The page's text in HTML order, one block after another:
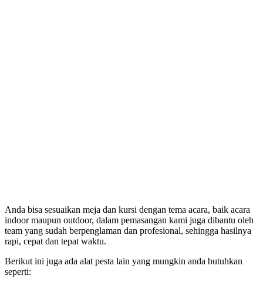
Anda bisa sesuaikan meja dan kursi dengan tema acara, baik acara
indoor maupun outdoor, dalam pemasangan kami juga dibantu oleh
team yang sudah berpenglaman dan profesional, sehingga hasilnya
rapi, cepat dan tepat waktu.
Berikut ini juga ada alat pesta lain yang mungkin anda butuhkan
seperti: